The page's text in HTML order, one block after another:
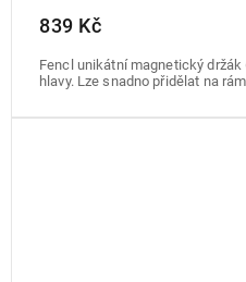
839 Kč
Fencl unikátní magnetický
hlavy. Lze snadno přidělat na